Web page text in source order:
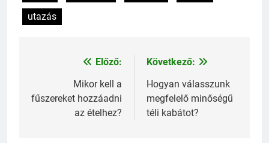
utazás
Bejegyzés
navigáció
Előző:
Mikor kell a
fűszereket hozzáadni
az ételhez?
Következő:
Hogyan válasszunk
megfelelő minőségű
téli kabátot?